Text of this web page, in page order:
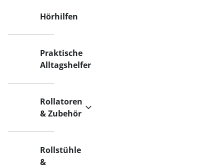
Hörhilfen
Praktische
Alltagshelfer
Rollatoren
& Zubehör
Rollstühle
&